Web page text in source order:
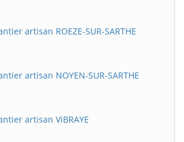
artisan ROEZE-SUR-SARTHE
artisan NOYEN-SUR-SARTHE
artisan ViBRAYE